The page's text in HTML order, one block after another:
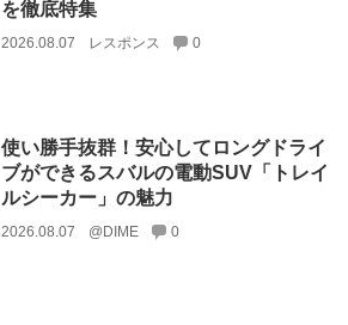
を徹底特集
2026.08.07 レスポンス 0
使い勝手抜群！安心してロングドライ
ブができるスバルの電動SUV「トレイ
ルシーカー」の魅力
2026.08.07 @DIME 0